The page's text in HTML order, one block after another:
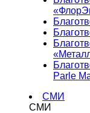
Parle
СМИ
СМИ